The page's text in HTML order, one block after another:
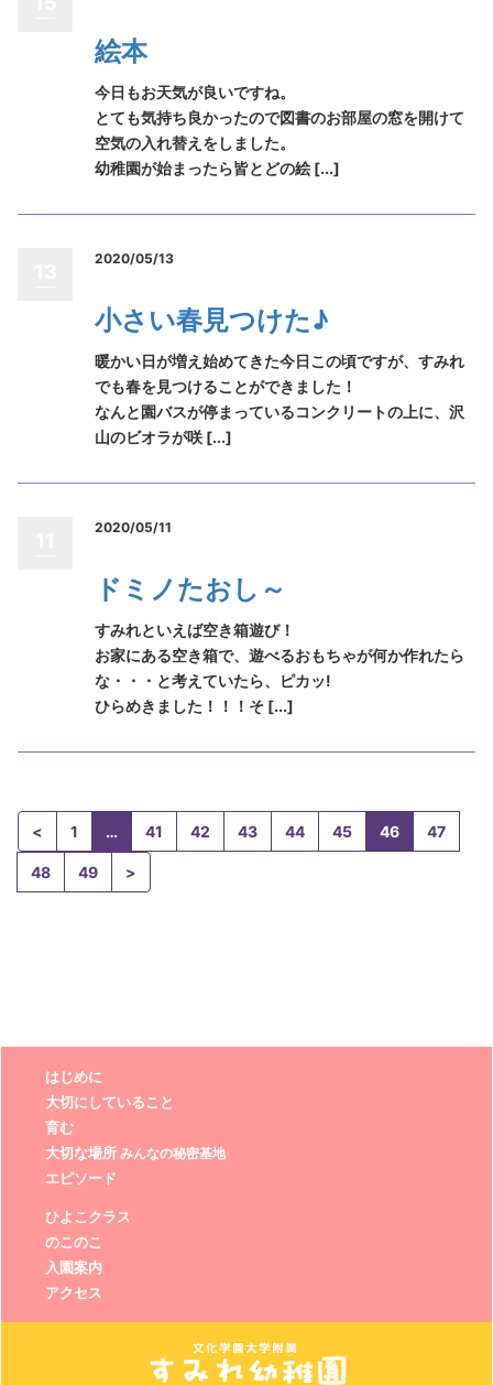
絵本
今日もお天気が良いですね。
とても気持ち良かったので図書のお部屋の窓を開けて
空気の入れ替えをしました。
幼稚園が始まったら皆とどの絵 [...]
2020/05/13
小さい春見つけた♪
暖かい日が増え始めてきた今日この頃ですが、すみれ
でも春を見つけることができました！
なんと園バスが停まっているコンクリートの上に、沢
山のビオラが咲 [...]
2020/05/11
ドミノたおし～
すみれといえば空き箱遊び！
お家にある空き箱で、遊べるおもちゃが何か作れたら
な・・・と考えていたら、ピカッ!
ひらめきました！！！そ [...]
< 1 … 41 42 43 44 45 46 47
48 49 >
はじめに
大切にしていること
育む
大切な場所 みんなの秘密基地
エピソード
ひよこクラス
のこのこ
入園案内
アクセス